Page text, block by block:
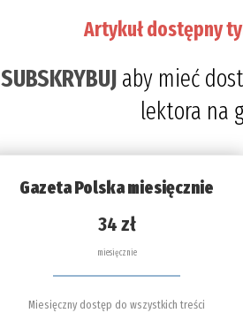
Artykuł dostępny
SUBSKRYBUJ aby mieć
lektora na
Gazeta Polska miesięcznie
34 zł
miesięcznie
Miesięczny dostęp do wszystkich treści